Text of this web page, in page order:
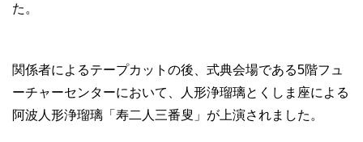
た。
関係者によるテープカットの後、式典会場である5階フュ
ーチャーセンターにおいて、人形浄瑠璃とくしま座による
阿波人形浄瑠璃「寿二人三番叟」が上演されました。